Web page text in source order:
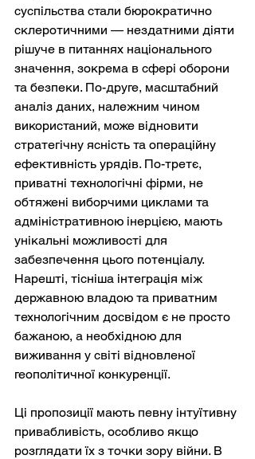
суспільства стали бюрократично
склеротичними — нездатними діяти
рішуче в питаннях національного
значення, зокрема в сфері оборони
та безпеки. По-друге, масштабний
аналіз даних, належним чином
використаний, може відновити
стратегічну ясність та операційну
ефективність урядів. По-третє,
приватні технологічні фірми, не
обтяжені виборчими циклами та
адміністративною інерцією, мають
унікальні можливості для
забезпечення цього потенціалу.
Нарешті, тісніша інтеграція між
державною владою та приватним
технологічним досвідом є не просто
бажаною, а необхідною для
виживання у світі відновленої
геополітичної конкуренції.
Ці пропозиції мають певну інтуїтивну
привабливість, особливо якщо
розглядати їх з точки зору війни. В